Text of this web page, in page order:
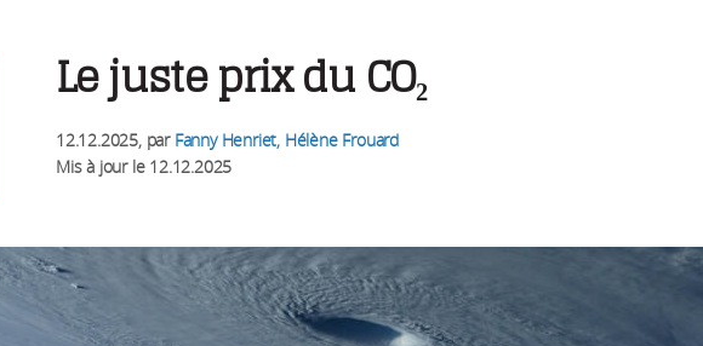
Le juste prix du CO₂
12.12.2025, par Fanny Henriet, Hélène Frouard
Mis à jour le 12.12.2025